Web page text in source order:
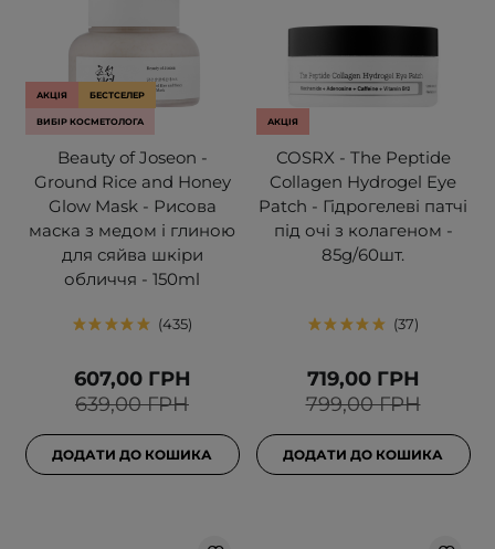
АКЦІЯ БЕСТСЕЛЕР
ВИБІР КОСМЕТОЛОГА
Beauty of Joseon -
Ground Rice and Honey
Glow Mask - Рисова
маска з медом і глиною
для сяйва шкіри
обличчя - 150ml
435
639,00 ГРН
607,00 ГРН
ДОДАТИ ДО КОШИКА
АКЦІЯ
COSRX - The Peptide
Collagen Hydrogel Eye
Patch - Гідрогелеві патчі
під очі з колагеном -
85g/60шт.
37
799,00 ГРН
719,00 ГРН
ДОДАТИ ДО КОШИКА